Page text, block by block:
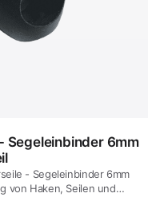
Segeleinbinder 6mm
- Segeleinbinder 6mm
von Haken, Seilen und…